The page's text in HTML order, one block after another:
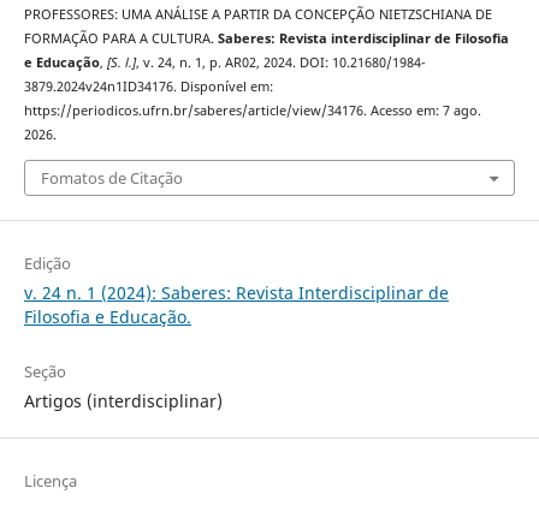
PROFESSORES: UMA ANÁLISE A PARTIR DA CONCEPÇÃO NIETZSCHIANA DE
FORMAÇÃO PARA A CULTURA. Saberes: Revista interdisciplinar de Filosofia
e Educação, [S. l.], v. 24, n. 1, p. AR02, 2024. DOI: 10.21680/1984-
3879.2024v24n1ID34176. Disponível em:
https://periodicos.ufrn.br/saberes/article/view/34176. Acesso em: 7 ago.
2026.
Fomatos de Citação
Edição
v. 24 n. 1 (2024): Saberes: Revista Interdisciplinar de
Filosofia e Educação.
Seção
Artigos (interdisciplinar)
Licença